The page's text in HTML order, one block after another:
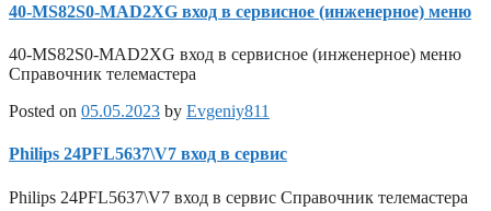
40-MS82S0-MAD2XG вход в сервисное (инженерное) меню
40-MS82S0-MAD2XG вход в сервисное (инженерное) меню
Справочник телемастера
Posted on 05.05.2023 by Evgeniy811
Philips 24PFL5637\V7 вход в сервис
Philips 24PFL5637\V7 вход в сервис Справочник телемастера